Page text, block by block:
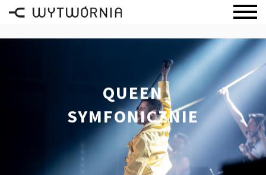
QUEEN
SYMFONICZNIE